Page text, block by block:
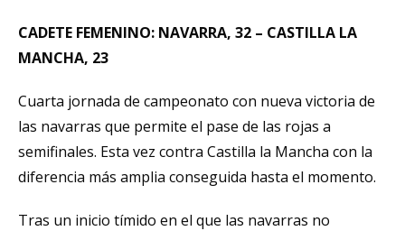
CADETE FEMENINO: NAVARRA, 32 – CASTILLA LA
MANCHA, 23
Cuarta jornada de campeonato con nueva victoria de
las navarras que permite el pase de las rojas a
semifinales. Esta vez contra Castilla la Mancha con la
diferencia más amplia conseguida hasta el momento.
Tras un inicio tímido en el que las navarras no